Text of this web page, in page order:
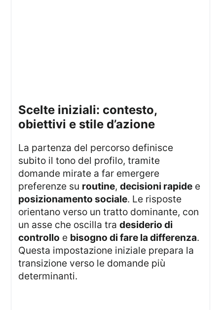
scelte iniziali: contesto,
obiettivi e stile d’azione
La partenza del percorso definisce
subito il tono del profilo, tramite
domande mirate a far emergere
preferenze su routine,decisioni rapide e
posizionamento sociale. Le risposte
orientano verso un tratto dominante, con
un asse che oscilla tradesiderio di
controllo e bisogno di fare la differenza.
Questa impostazione iniziale prepara la
transizione verso le domande più
determinanti.